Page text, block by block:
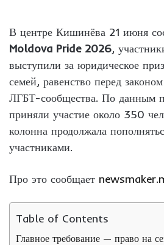
В центре Кишинёва 21 июня
Moldova Pride 2026,
выступили за юридическое
семей, равенство перед
ЛГБТ-сообщества. По данным
приняли участие около 350
колонна продолжала
участниками.
Про это сообщает
Table of Contents
Главное требование — право на